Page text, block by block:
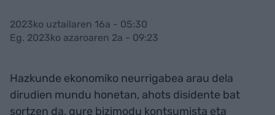
2023ko uztailaren 16a - 05:30
Eg. 2023ko azaroaren 2a - 09:23
Hazkunde ekonomiko neurrigabea arau dela
dirudien mundu honetan, ahots disidente bat
sortzen da, gure bizimodu kontsumista eta